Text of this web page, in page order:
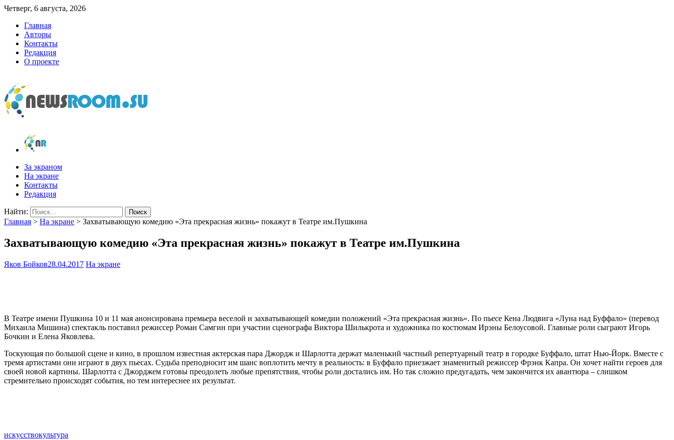
Четверг, 6 августа, 2026
Главная
Авторы
Контакты
Редакция
О проекте
newsroom.su
Новости о новостях
За экраном
На экране
Контакты
Редакция
Найти:
Главная > На экране > Захватывающую комедию «Эта прекрасная жизнь» покажут в Театре им.Пушкина
Захватывающую комедию «Эта прекрасная жизнь» покажут в Театре им.Пушкина
Яков Бойков28.04.2017 На экране
В Театре имени Пушкина 10 и 11 мая анонсирована премьера веселой и захватывающей комедии положений «Эта прекрасная жизнь». По пьесе Кена Людвига «Луна над Буффало» (перевод
Михаила Мишина) спектакль поставил режиссер Роман Самгин при участии сценографа Виктора Шилькрота и художника по костюмам Ирэны Белоусовой. Главные роли сыграют Игорь
Бочкин и Елена Яковлева.
Тоскующая по большой сцене и кино, в прошлом известная актерская пара Джордж и Шарлотта держат маленький частный репертуарный театр в городке Буффало, штат Нью-Йорк. Вместе с
тремя артистами они играют в двух пьесах. Судьба преподносит им шанс воплотить мечту в реальность: в Буффало приезжает знаменитый режиссер Фрэнк Капра. Он хочет найти героев для
своей новой картины. Шарлотта с Джорджем готовы преодолеть любые препятствия, чтобы роли достались им. Но так сложно предугадать, чем закончится их авантюра – слишком
стремительно происходят события, но тем интереснее их результат.
искусствокультура